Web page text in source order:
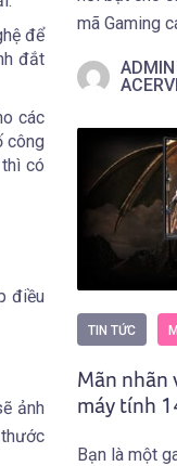
để
đắt
các
công
thì có
điều
ảnh
mã Gaming
Google TV
ADMIN
TIN TỨC
Mãn nhãn
máy tính
Bạn là một